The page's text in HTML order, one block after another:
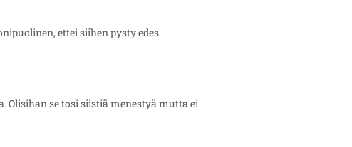
ettei siihen pysty edes
se tosi siistiä menestyä mutta ei